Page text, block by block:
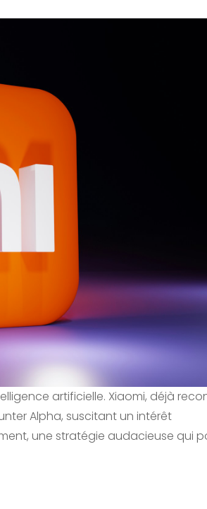
artificielle. Xiaomi, déjà
Alpha, suscitant un intérêt
une stratégie audacieuse qui